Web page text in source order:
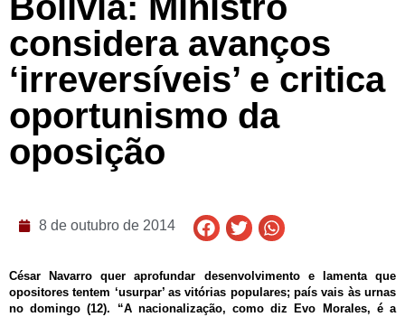
considera avanços
‘irreversíveis’ e critica
oportunismo da
oposição
8 de outubro de 2014
César Navarro quer aprofundar desenvolvimento e lamenta que
opositores tentem ‘usurpar’ as vitórias populares; país vais às urnas
no domingo (12). “A nacionalização, como diz Evo Morales, é a